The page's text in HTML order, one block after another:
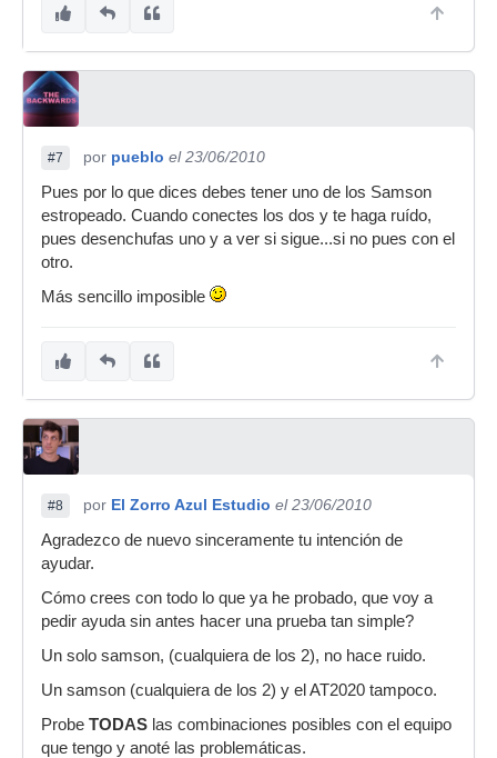
#7 por pueblo el 23/06/2010
Pues por lo que dices debes tener uno de los Samson
estropeado. Cuando conectes los dos y te haga ruído,
pues desenchufas uno y a ver si sigue...si no pues con el
otro.
Más sencillo imposible
#8 por El Zorro Azul Estudio el 23/06/2010
Agradezco de nuevo sinceramente tu intención de
ayudar.
Cómo crees con todo lo que ya he probado, que voy a
pedir ayuda sin antes hacer una prueba tan simple?
Un solo samson, (cualquiera de los 2), no hace ruido.
Un samson (cualquiera de los 2) y el AT2020 tampoco.
Probe TODAS las combinaciones posibles con el equipo
que tengo y anoté las problemáticas.